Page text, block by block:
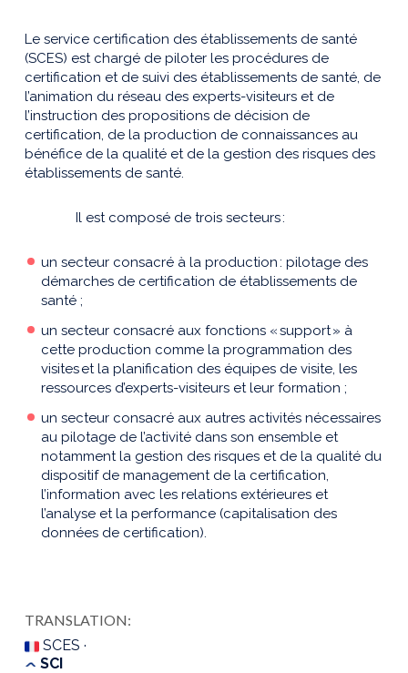
Le service certification des établissements de santé
(SCES) est chargé de piloter les procédures de
certification et de suivi des établissements de santé, de
l’animation du réseau des experts-visiteurs et de
l’instruction des propositions de décision de
certification, de la production de connaissances au
bénéfice de la qualité et de la gestion des risques des
établissements de santé.
Il est composé de trois secteurs :
un secteur consacré à la production : pilotage des
démarches de certification de établissements de
santé ;
un secteur consacré aux fonctions « support » à
cette production comme la programmation des
visites et la planification des équipes de visite, les
ressources d’experts-visiteurs et leur formation ;
un secteur consacré aux autres activités nécessaires
au pilotage de l’activité dans son ensemble et
notamment la gestion des risques et de la qualité du
dispositif de management de la certification,
l’information avec les relations extérieures et
l’analyse et la performance (capitalisation des
données de certification).
TRANSLATION:
SCES ·
SCI